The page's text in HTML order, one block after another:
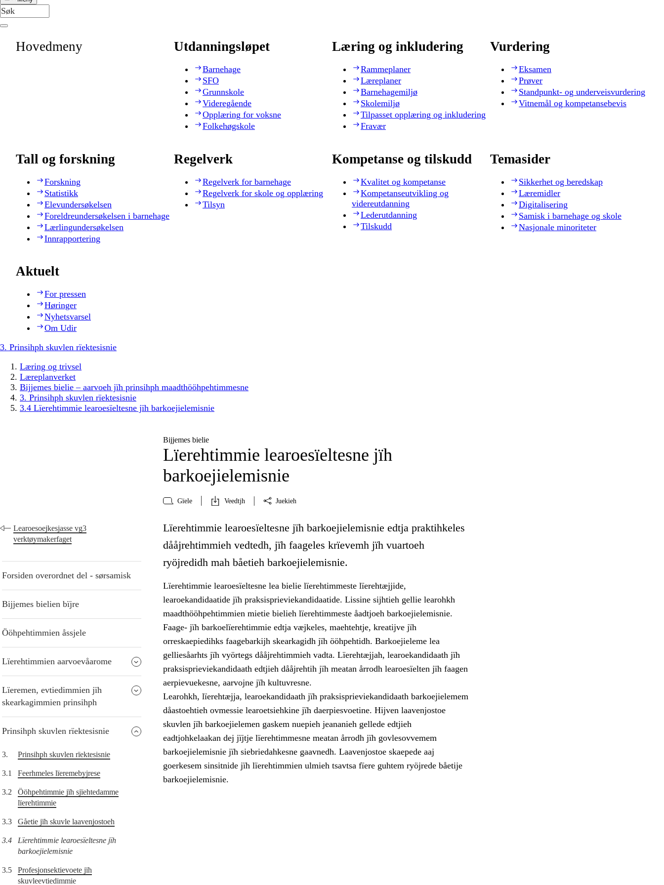
Hovedmeny Utdanningsløpet
Barnehage
SFO
Grunnskole
Videregående
Opplæring for voksne
Folkehøgskole
Læring og inkludering
Rammeplaner
Læreplaner
Barnehagemiljø
Skolemiljø
Tilpasset opplæring og inkludering
Fravær
Vurdering
Eksamen
Prøver
Standpunkt- og underveisvurdering
Vitnemål og kompetansebevis
Tall og forskning
Forskning
Statistikk
Elevundersøkelsen
Foreldreundersøkelsen i barnehage
Lærlingundersøkelsen
Innrapportering
Regelverk
Regelverk for barnehage
Regelverk for skole og opplæring
Tilsyn
Kompetanse og tilskudd
Kvalitet og kompetanse
Kompetanseutvikling og
videreutdanning
Lederutdanning
Tilskudd
Temasider
Sikkerhet og beredskap
Læremidler
Digitalisering
Samisk i barnehage og skole
Nasjonale minoriteter
Aktuelt
For pressen
Høringer
Nyhetsvarsel
Om Udir
3. Prinsihph skuvlen rïektesisnie
Læring og trivsel
Læreplanverket
Bijjemes bielie – aarvoeh jïh prinsihph maadthööhpehtimmesne
3. Prinsihph skuvlen rïektesisnie
3.4 Lïerehtimmie learoesïeltesne jïh barkoejielemisnie
Bijjemes bielie
Lïerehtimmie learoesïeltesne jïh
barkoejielemisnie
Gïele Veedtjh Juekieh
Learoesoejkesjasse vg3
verktøymakerfaget
Forsiden overordnet del - sørsamisk
Bijjemes bielien bïjre
Ööhpehtimmien åssjele
Lïerehtimmien aarvoevåarome
Lïeremen, evtiedimmien jïh
skearkagimmien prinsihph
Prinsihph skuvlen rïektesisnie
3. Prinsihph skuvlen rïektesisnie
3.1 Feerhmeles lïeremebyjrese
3.2
Ööhpehtimmie jïh sjïehtedamme
lïerehtimmie
3.3 Gåetie jïh skuvle laavenjostoeh
3.4
Lïerehtimmie learoesïeltesne jïh
barkoejielemisnie
3.5
Profesjonsektievoete jïh
skuvleevtiedimmie
Lïerehtimmie learoesïeltesne jïh barkoejielemisnie edtja praktihkeles
dååjrehtimmieh vedtedh, jïh faageles krïevemh jïh vuartoeh
ryöjredidh mah båetieh barkoejielemisnie.
Lïerehtimmie learoesïeltesne lea bielie lïerehtimmeste lïerehtæjjide,
learoekandidaatide jïh praksisprieviekandidaatide. Lissine sijhtieh gellie learohkh
maadthööhpehtimmien mietie bielieh lïerehtimmeste åadtjoeh barkoejielemisnie.
Faage- jïh barkoelïerehtimmie edtja væjkeles, maehtehtje, kreatijve jïh
orreskaepiedihks faagebarkijh skearkagidh jïh ööhpehtidh. Barkoejieleme lea
gelliesåarhts jïh vyörtegs dååjrehtimmieh vadta. Lïerehtæjjah, learoekandidaath jïh
praksisprieviekandidaath edtjieh dååjrehtih jïh meatan årrodh learoesïelten jïh faagen
aerpievuekesne, aarvojne jïh kultuvresne.
Learohkh, lïerehtæjja, learoekandidaath jïh praksisprieviekandidaath barkoejielemem
dåastoehtieh ovmessie learoetsiehkine jïh daerpiesvoetine. Hijven laavenjostoe
skuvlen jïh barkoejielemen gaskem nuepieh jeananieh gellede edtjieh
eadtjohkelaakan dej jïjtje lïerehtimmesne meatan årrodh jïh govlesovvemem
barkoejielemisnie jïh siebriedahkesne gaavnedh. Laavenjostoe skaepede aaj
goerkesem sinsitnide jïh lïerehtimmien ulmieh tsavtsa fïere guhtem ryöjrede båetije
barkoejielemisnie.